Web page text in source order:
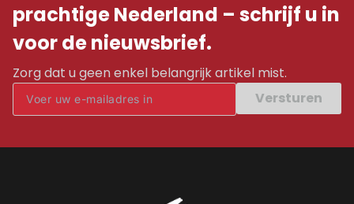
prachtige Nederland – schrijf u in
voor de nieuwsbrief.
Zorg dat u geen enkel belangrijk artikel mist.
Versturen